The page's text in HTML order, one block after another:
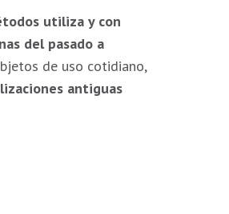
utiliza y con
del pasado a
de uso cotidiano,
antiguas